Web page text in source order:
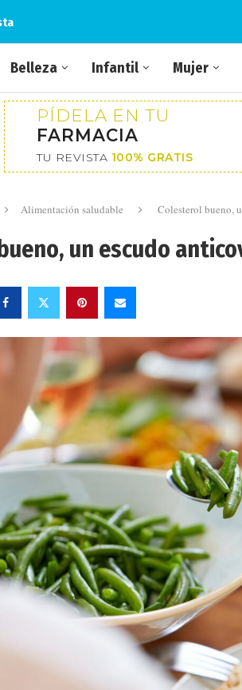
Belleza Infantil Mujer
PÍDELA EN TU
FARMACIA
TU REVISTA 100% GRATIS
Alimentación saludable Colesterol bueno,
un escudo